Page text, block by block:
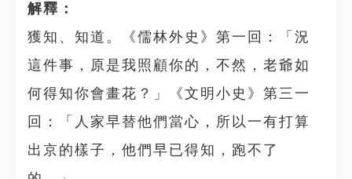
解釋：
獲知、知道。《儒林外史》第一回：「況
這件事，原是我照顧你的，不然，老爺如
何得知你會畫花？」《文明小史》第三一
回：「人家早替他們當心，所以一有打算
出京的樣子，他們早已得知，跑不了